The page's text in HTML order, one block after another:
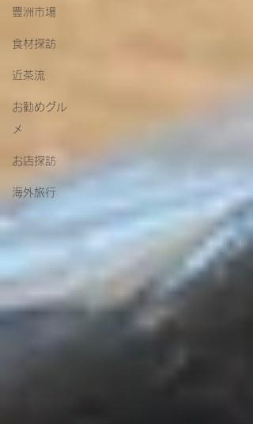
豊洲市場
食材探訪
近茶流
お勧めグル
メ
お店探訪
海外旅行